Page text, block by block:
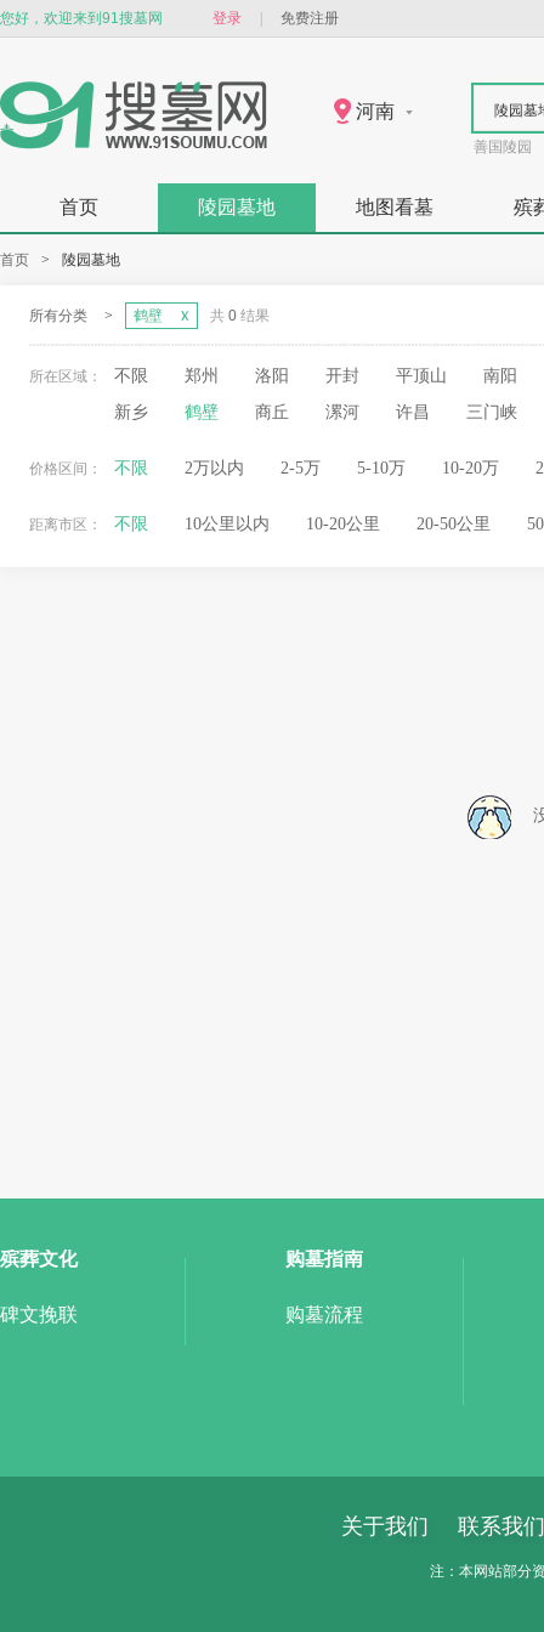
您好，欢迎来到91搜墓网 登录 免费注册
河南 陵园墓
善国陵园
首页 陵园墓地 地图看墓 殡
首页 > 陵园墓地
所有分类 > 鹤壁 共 0 结果
所在区域： 不限 郑州 洛阳 开封 平顶山
南阳
新乡
鹤壁 商丘 漯河 许昌 三门峡
价格区间： 不限 2万以内 2-5万 5-10万 10-20万
距离市区： 不限 10公里以内 10-20公里 20-50公里
殡葬文化
碑文挽联
购墓指南
购墓流程
关于我们 联系我们
注：本网站部分